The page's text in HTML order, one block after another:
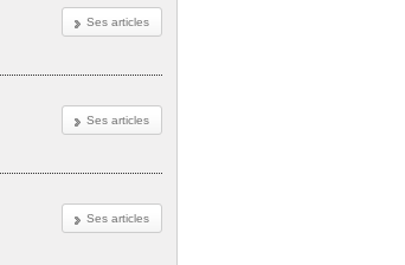
Ses articles
Ses articles
Ses articles